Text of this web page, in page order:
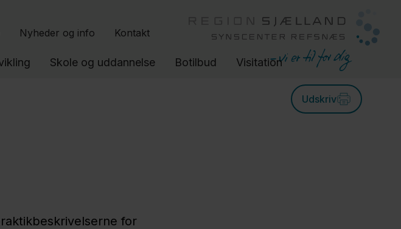
Nyheder og info Kontakt
Skole og uddannelse Botilbud Visitation
Udskriv
for